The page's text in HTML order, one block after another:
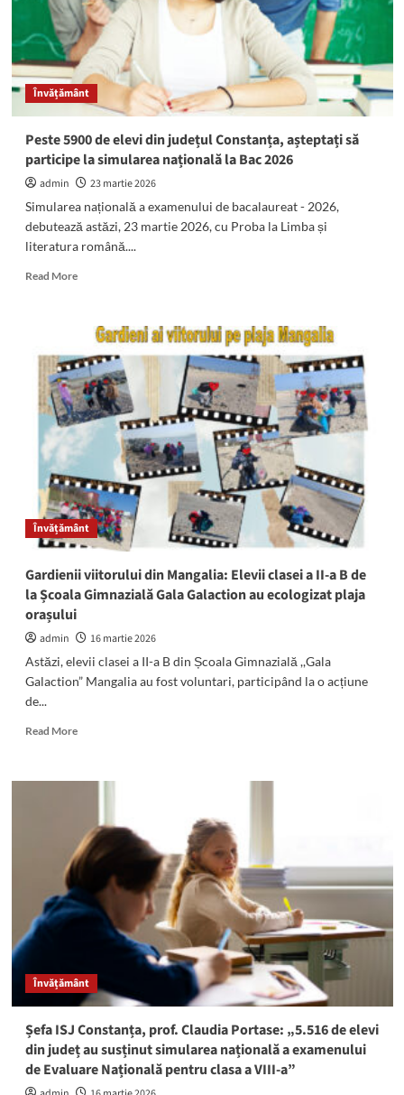
concursului
artistic
organizat
la
Liceul
Teoretic
Callatis
Învățământ
Peste 5900 de elevi din județul Constanța, așteptați să
participe la simularea națională la Bac 2026
admin
23 martie 2026
Simularea națională a examenului de bacalaureat - 2026,
debutează astăzi, 23 martie 2026, cu Proba la Limba și
literatura română....
Read MoreRead
Peste
5900
de
elevi
din
județul
Constanța,
așteptați
participe
la
simularea
națională
la
2026
Învățământ
Gardienii viitorului din Mangalia: Elevii clasei a II-a B de
la Școala Gimnazială Gala Galaction au ecologizat plaja
orașului
admin
16 martie 2026
Astăzi, elevii clasei a II-a B din Școala Gimnazială ,,Gala
Galaction” Mangalia au fost voluntari, participând la o acțiune
de...
Read MoreRead
Gardienii
Mangalia:
Elevii
clasei
a
II-
a
Școala
Gimnazială
Galaction
au
ecologizat
plaja
Învățământ
Șefa ISJ Constanța, prof. Claudia Portase: „5.516 de elevi
din județ au susținut simularea națională a examenului
de Evaluare Națională pentru clasa a VIII-a”